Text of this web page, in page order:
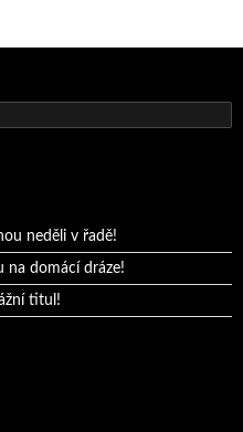
titul!
neděli v řadě!
na domácí dráze!
titul!
titul!